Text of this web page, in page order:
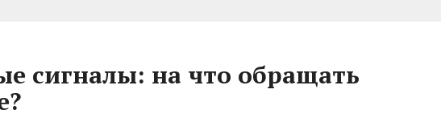
сигналы: на что обращать